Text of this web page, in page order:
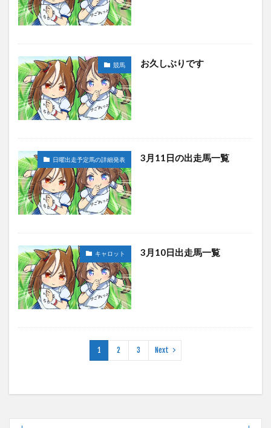
競馬 お久しぶりです
日曜出走予定馬の詳細発表 3月11日の出走馬一覧
キャロット 3月10日出走馬一覧
1 2 3 Next